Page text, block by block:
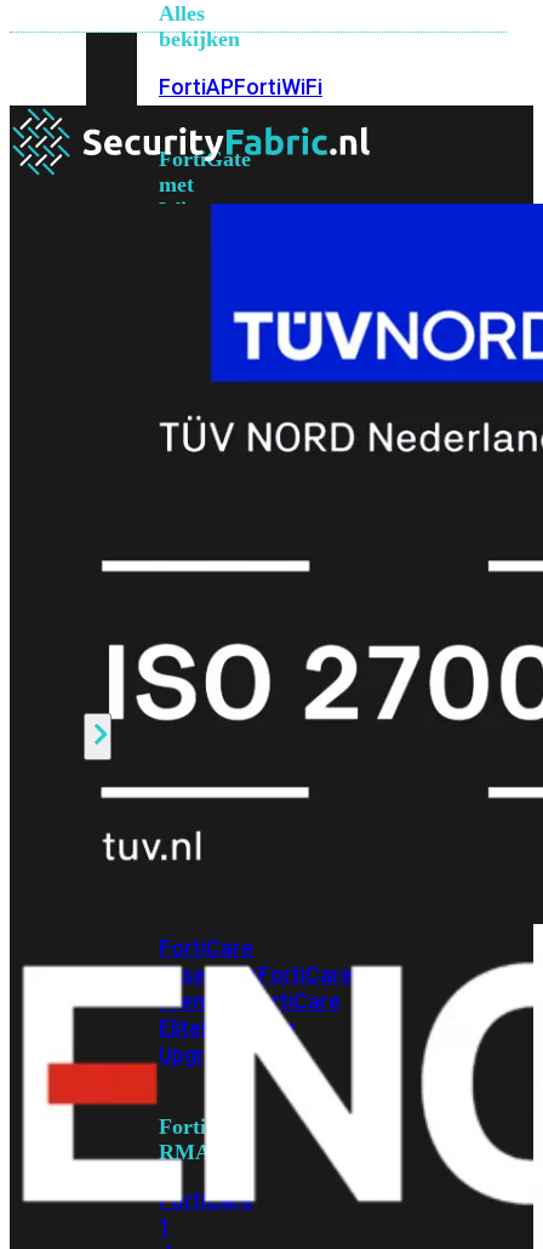
Alles
bekijken
FortiAPFortiWiFi
FortiGate
met
Wi-
FortiWiFi
FortiWiFi
FortiWiFi
50GFortiWiFi
51GFortiWiFi
71GFortiWiFi
Licentie
Licenties
bekijken
FortiCare
EssentialsFortiCare
Premium
FortiCare
EliteFortiCare
Upgrades
FortiCare
RMA
FortiCare
1